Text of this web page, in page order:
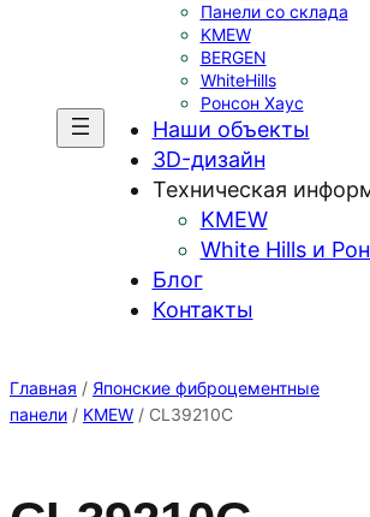
Панели со склада
KMEW
BERGEN
WhiteHills
Ронсон Хаус
Наши объекты
3D-дизайн
Техническая
KMEW
White Hills и
Блог
Контакты
Главная / Японские фиброцементные
панели / KMEW / CL39210C